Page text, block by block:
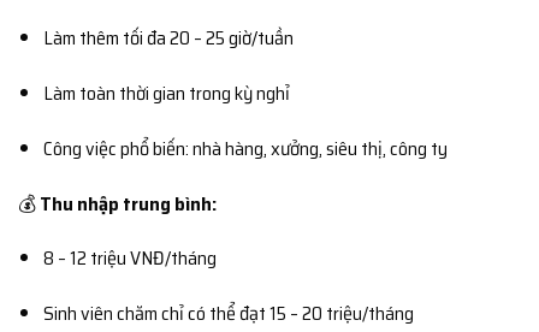
Làm thêm tối đa 20 – 25 giờ/tuần
Làm toàn thời gian trong kỳ nghỉ
Công việc phổ biến: nhà hàng, xưởng, siêu thị, công ty
💰Thu nhập trung bình:
8 – 12 triệu VNĐ/tháng
Sinh viên chăm chỉ có thể đạt 15 – 20 triệu/tháng